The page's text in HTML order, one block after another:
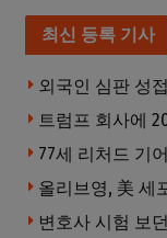
최신 등록 기사
77세 리처드 기